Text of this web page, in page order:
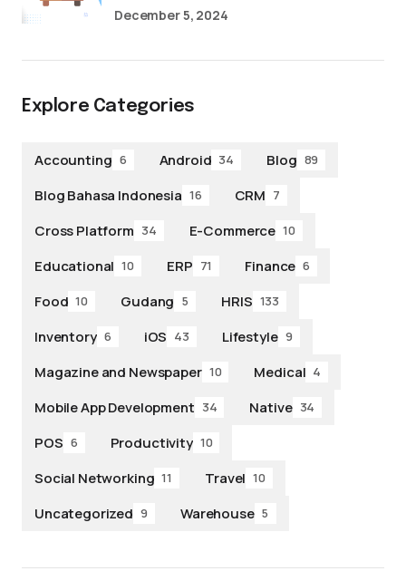
December 5, 2024
Explore Categories
Accounting 6 Android 34 Blog 89
Blog Bahasa Indonesia 16 CRM 7
Cross Platform 34 E-Commerce 10
Educational 10 ERP 71 Finance 6
Food 10 Gudang 5 HRIS 133
Inventory 6 iOS 43 Lifestyle 9
Magazine and Newspaper 10 Medical 4
Mobile App Development 34 Native 34
POS 6 Productivity 10
Social Networking 11 Travel 10
Uncategorized 9 Warehouse 5